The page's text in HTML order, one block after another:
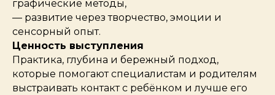
графические методы,
— развитие через творчество, эмоции и
сенсорный опыт.
Ценность выступления
Практика, глубина и бережный подход,
которые помогают специалистам и родителям
выстраивать контакт с ребёнком и лучше его